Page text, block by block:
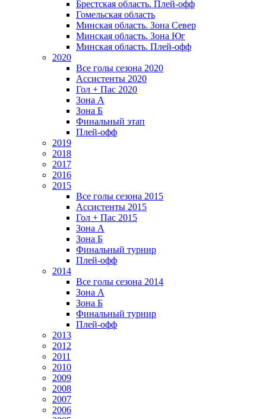
Брестская область. Плей-офф
Гомельская область
Минская область. Зона Север
Минская область. Зона Юг
Минская область. Плей-офф
2020
Все голы сезона 2020
Ассистенты 2020
Гол + Пас 2020
Зона А
Зона Б
Финальный этап
Плей-офф
2019
2018
2017
2016
2015
Все голы сезона 2015
Ассистенты 2015
Гол + Пас 2015
Зона А
Зона Б
Финальный турнир
Плей-офф
2014
Все голы сезона 2014
Зона А
Зона Б
Финальный турнир
Плей-офф
2013
2012
2011
2010
2009
2008
2007
2006